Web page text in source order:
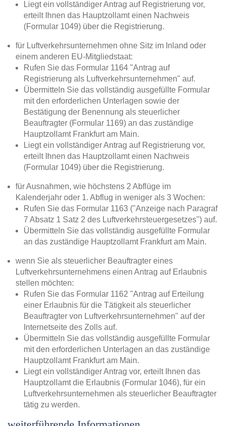
Liegt ein vollständiger Antrag auf Registrierung vor,
erteilt Ihnen das Hauptzollamt einen Nachweis
(Formular 1049) über die Registrierung.
für Luftverkehrsunternehmen ohne Sitz im Inland oder
einem anderen EU-Mitgliedstaat:
Rufen Sie das Formular 1164 "Antrag auf
Registrierung als Luftverkehrsunternehmen" auf.
Übermitteln Sie das vollständig ausgefüllte Formular
mit den erforderlichen Unterlagen sowie der
Bestätigung der Benennung als steuerlicher
Beauftragter (Formular 1169) an das zuständige
Hauptzollamt Frankfurt am Main.
Liegt ein vollständiger Antrag auf Registrierung vor,
erteilt Ihnen das Hauptzollamt einen Nachweis
(Formular 1049) über die Registrierung.
für Ausnahmen, wie höchstens 2 Abflüge im
Kalenderjahr oder 1. Abflug in weniger als 3 Wochen:
Rufen Sie das Formular 1163 ("Anzeige nach Paragraf
7 Absatz 1 Satz 2 des Luftverkehrsteuergesetzes") auf.
Übermitteln Sie das vollständig ausgefüllte Formular
an das zuständige Hauptzollamt Frankfurt am Main.
wenn Sie als steuerlicher Beauftragter eines
Luftverkehrsunternehmens einen Antrag auf Erlaubnis
stellen möchten:
Rufen Sie das Formular 1162 "Antrag auf Erteilung
einer Erlaubnis für die Tätigkeit als steuerlicher
Beauftragter von Luftverkehrsunternehmen" auf der
Internetseite des Zolls auf.
Übermitteln Sie das vollständig ausgefüllte Formular
mit den erforderlichen Unterlagen an das zuständige
Hauptzollamt Frankfurt am Main.
Liegt ein vollständiger Antrag vor, erteilt Ihnen das
Hauptzollamt die Erlaubnis (Formular 1046), für ein
Luftverkehrsunternehmen als steuerlicher Beauftragter
tätig zu werden.